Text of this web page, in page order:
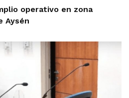
operativo en zona
Aysén